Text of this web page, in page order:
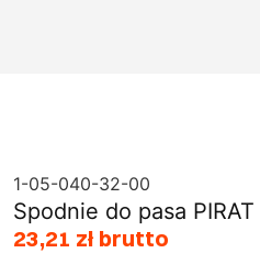
1-05-040-32-00
Spodnie do pasa PIRAT
23,21 zł brutto